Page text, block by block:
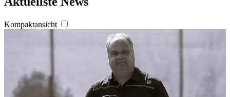
weiteren Daten zusammen, die Sie ihnen bereitgestellt
haben oder die sie im Rahmen Ihrer Nutzung der Dienste
gesammelt haben. Die
Cookie-Einstellungen
jederzeit über den Link im Footer aufgerufen und
angepasst werden.
Kompaktansicht